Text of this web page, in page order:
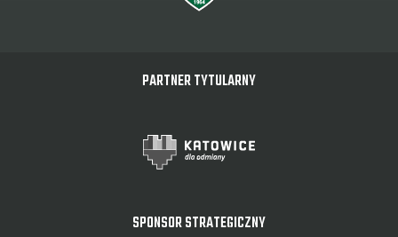
PARTNER TYTULARNY
SPONSOR STRATEGICZNY